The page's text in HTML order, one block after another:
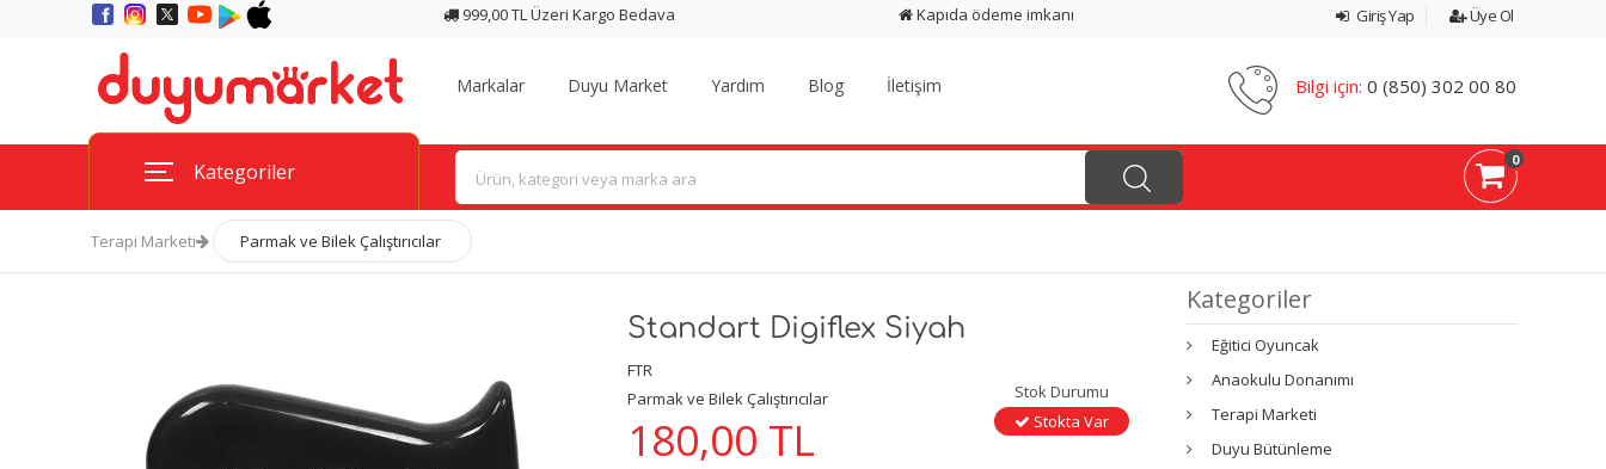
999,00 TL Üzeri Kargo Bedava Kapıda ödeme imkanı Giriş Yap Üye Ol
Markalar Duyu Market Yardım Blog İletişim Bilgi için: 0 (850) 302 00 80
Kategoriler 0
Terapi Marketi Parmak ve Bilek Çalıştırıcılar
Standart Digiflex Siyah
FTR
Parmak ve Bilek Çalıştırıcılar
Stok Durumu
Stokta Var
180,00 TL
Kategoriler
Eğitici Oyuncak
Anaokulu Donanımı
Terapi Marketi
Duyu Bütünleme